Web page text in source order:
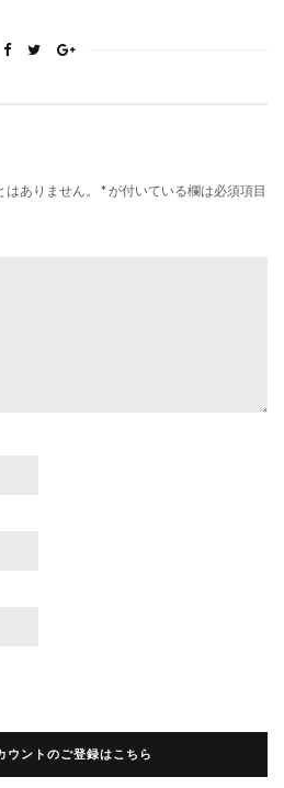
ありません。 *が付いている欄は必須項目
ウントのご登録はこちら